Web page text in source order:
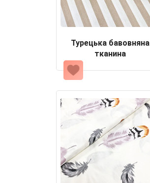
Турецька бавовняна
тканина